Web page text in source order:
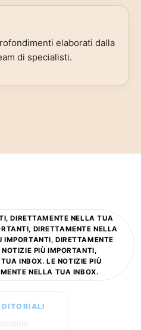
elaborati dalla
di specialisti.
DIRETTAMENTE NELLA TUA
DIRETTAMENTE NELLA
IMPORTANTI, DIRETTAMENTE
PIÙ IMPORTANTI,
INBOX. LE NOTIZIE PIÙ
NELLA TUA INBOX.